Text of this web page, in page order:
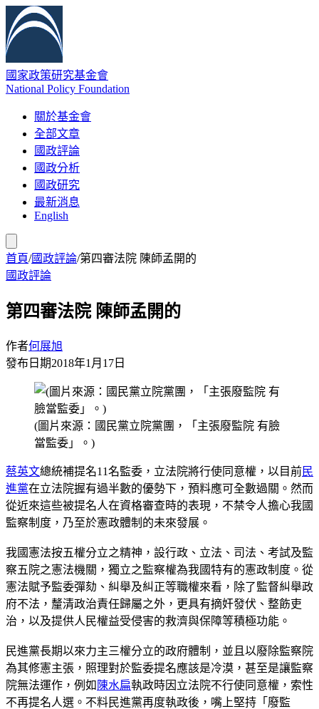
國家政策研究基金會
National Policy Foundation
關於基金會
全部文章
國政評論
國政分析
國政研究
最新消息
English
首頁/國政評論/第四審法院 陳師孟開的
國政評論
第四審法院 陳師孟開的
作者何展旭
發布日期2018年1月17日
(圖片來源：國民黨立院黨團，「主張廢監院 有臉
當監委」。)
蔡英文總統補提名11名監委，立法院將行使同意權，以目前民
進黨在立法院握有過半數的優勢下，預料應可全數過關。然而
從近來這些被提名人在資格審查時的表現，不禁令人擔心我國
監察制度，乃至於憲政體制的未來發展。
我國憲法按五權分立之精神，設行政、立法、司法、考試及監
察五院之憲法機關，獨立之監察權為我國特有的憲政制度。從
憲法賦予監委彈劾、糾舉及糾正等職權來看，除了監督糾舉政
府不法，釐清政治責任歸屬之外，更具有摘奸發伏、整飭吏
治，以及提供人民權益受侵害的救濟與保障等積極功能。
民進黨長期以來力主三權分立的政府體制，並且以廢除監察院
為其修憲主張，照理對於監委提名應該是冷漠，甚至是讓監察
院無法運作，例如 陳水扁執政時因立法院不行使同意權，索性
不再提名人選。不料民進黨再度執政後，嘴上堅持「廢監